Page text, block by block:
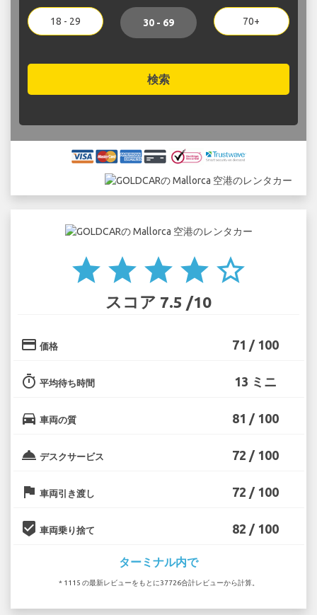
18 - 29 30 - 69 70+
検索
star star star star star_border
スコア 7.5 /10
credit_card 価格 71 / 100
timer 平均待ち時間 13 ミニ
directions_car 車両の質 81 / 100
room_service デスクサービス 72 / 100
flag 車両引き渡し 72 / 100
beenhere 車両乗り捨て 82 / 100
ターミナル内で
* 1115 の最新レビューをもとに37726合計レビューから計算。